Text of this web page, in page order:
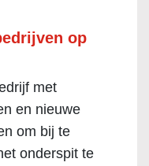
op
met
en nieuwe
om bij te
onderspit te